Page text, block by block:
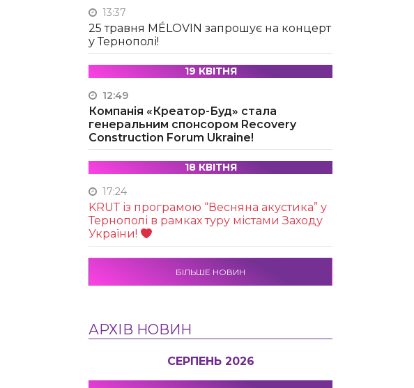
13:37
25 травня MÉLOVIN запрошує на концерт
у Тернополі!
19 КВІТНЯ
12:49
Компанія «Креатор-Буд» стала
генеральним спонсором Recovery
Construction Forum Ukraine!
18 КВІТНЯ
17:24
KRUТ із програмою “Весняна акустика” у
Тернополі в рамках туру містами Заходу
України!
БІЛЬШЕ НОВИН
АРХІВ НОВИН
СЕРПЕНЬ 2026